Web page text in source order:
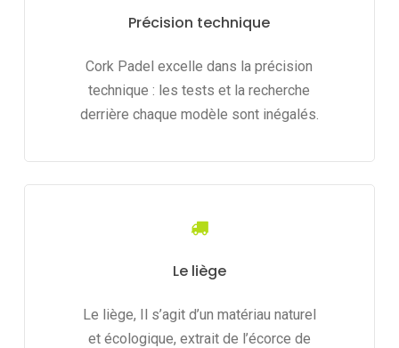
Précision technique
Cork Padel excelle dans la précision
technique : les tests et la recherche
derrière chaque modèle sont inégalés.
Le liège
Le liège, Il s’agit d’un matériau naturel
et écologique, extrait de l’écorce de